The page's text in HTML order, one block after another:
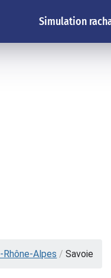
Simulation
Rhône-Alpes / Savoie